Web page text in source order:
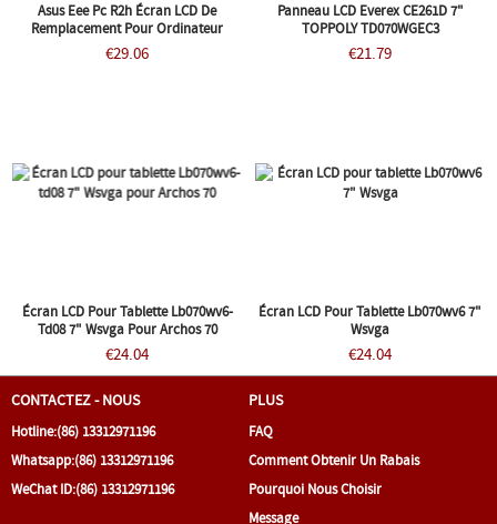
Asus Eee Pc R2h Écran LCD De
Remplacement Pour Ordinateur
Portable 7" WVGA CCFL
€29.06
Panneau LCD Everex CE261D 7"
TOPPOLY TD070WGEC3
€21.79
Écran LCD Pour Tablette Lb070wv6-
Td08 7" Wsvga Pour Archos 70
€24.04
Écran LCD Pour Tablette Lb070wv6 7"
Wsvga
€24.04
CONTACTEZ - NOUS
Hotline:(86) 13312971196
Whatsapp:(86) 13312971196
WeChat ID:(86) 13312971196
PLUS
FAQ
Comment Obtenir Un Rabais
Pourquoi Nous Choisir
Message